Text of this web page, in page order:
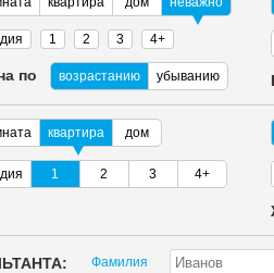
1 2 3 4+
по возрастанию убыванию
квартира дом
1 2 3 4+
Фамилия